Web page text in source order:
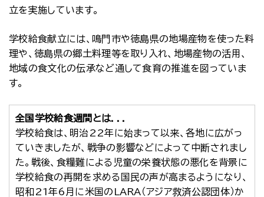
立を実施しています。
学校給食献立には、鳴門市や徳島県の地場産物を使った料
理や、徳島県の郷土料理等を取り入れ、地場産物の活用、
地域の食文化の伝承など通して食育の推進を図っていま
す。
全国学校給食週間とは．．．
学校給食は、明治22年に始まって以来、各地に広がっ
ていきましたが、戦争の影響などによって中断されまし
た。戦後、食糧難による児童の栄養状態の悪化を背景に
学校給食の再開を求める国民の声が高まるようになり、
昭和21年6月に米国のLARA（アジア救済公認団体）か